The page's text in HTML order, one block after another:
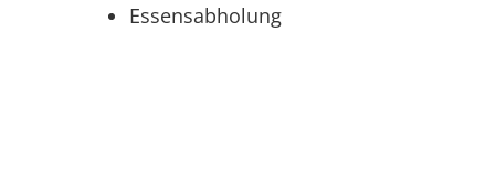
Essensabholung